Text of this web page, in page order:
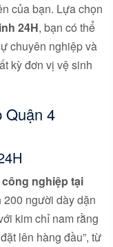
của bạn. Lựa chọn
24H, bạn có thể
chuyên nghiệp và
kỳ đơn vị vệ sinh
Quận 4
nghiệp tại
người dày dặn
kim chỉ nam rằng
lên hàng đầu”, từ